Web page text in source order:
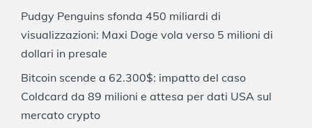
Pudgy Penguins sfonda 450 miliardi di
visualizzazioni: Maxi Doge vola verso 5 milioni di
dollari in presale
Bitcoin scende a 62.300$: impatto del caso
Coldcard da 89 milioni e attesa per dati USA sul
mercato crypto